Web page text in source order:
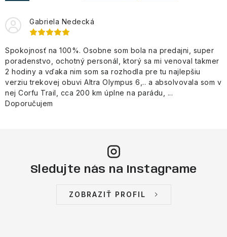
Gabriela Nedecká
Spokojnosť na 100%. Osobne som bola na predajni, super
poradenstvo, ochotný personál, ktorý sa mi venoval takmer
2 hodiny a vďaka nim som sa rozhodla pre tu najlepšiu
verziu trekovej obuvi Altra Olympus 6,.. a absolvovala som v
nej Corfu Trail, cca 200 km úplne na parádu, ...
Doporučujem
Sledujte nás na Instagrame
ZOBRAZIŤ PROFIL